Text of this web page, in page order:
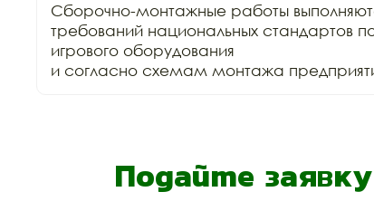
Сборочно-монтажные работы
требований национальных стандартов
игрового оборудования
и согласно схемам монтажа
Подайте